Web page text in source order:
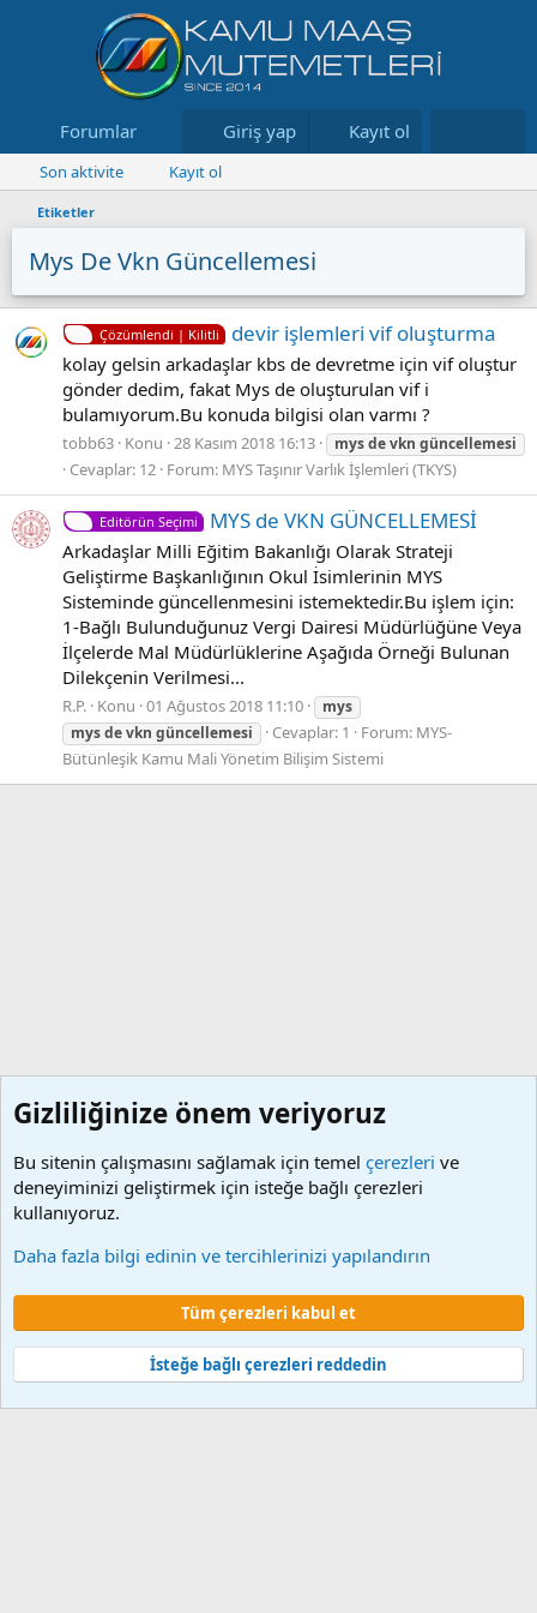
Forumlar Neler yeni Kaynaklar
Giriş yap Kayıt ol
Son aktivite Kayıt ol
Etiketler
Mys De Vkn Güncellemesi
Çözümlendi | Kilitli devir işlemleri vif oluşturma
kolay gelsin arkadaşlar kbs de devretme için vif oluştur
gönder dedim, fakat Mys de oluşturulan vif i
bulamıyorum.Bu konuda bilgisi olan varmı ?
tobb63 Konu 28 Kasım 2018 16:13 mysdevkn güncellemesi
Cevaplar: 12 Forum: MYS Taşınır Varlık İşlemleri (TKYS)
Editörün Seçimi MYS de VKN GÜNCELLEMESİ
Arkadaşlar Milli Eğitim Bakanlığı Olarak Strateji
Geliştirme Başkanlığının Okul İsimlerinin MYS
Sisteminde güncellenmesini istemektedir.Bu işlem için:
1-Bağlı Bulunduğunuz Vergi Dairesi Müdürlüğüne Veya
İlçelerde Mal Müdürlüklerine Aşağıda Örneği Bulunan
Dilekçenin Verilmesi...
R.P. Konu 01 Ağustos 2018 11:10
mys
mysdevkn güncellemesi Cevaplar: 1 Forum: MYS-
Bütünleşik Kamu Mali Yönetim Bilişim Sistemi
Çerezler
Şartlar ve kurallar
Gizlilik politikası Yardım Ana sayfa
Community platform by XenForo © 2010-2024 XenForo Ltd.
Türkçe yama 🇹🇷 [XGT] Yazılım ve web hizmetleri 2014-2024
Gizliliğinize önem veriyoruz
Bu sitenin çalışmasını sağlamak için temel çerezleri ve
deneyiminizi geliştirmek için isteğe bağlı çerezleri
kullanıyoruz.
Daha fazla bilgi edinin ve tercihlerinizi yapılandırın
Tüm çerezleri kabul et
İsteğe bağlı çerezleri reddedin